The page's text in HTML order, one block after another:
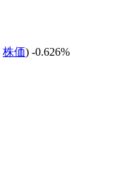
株価) -0.626%